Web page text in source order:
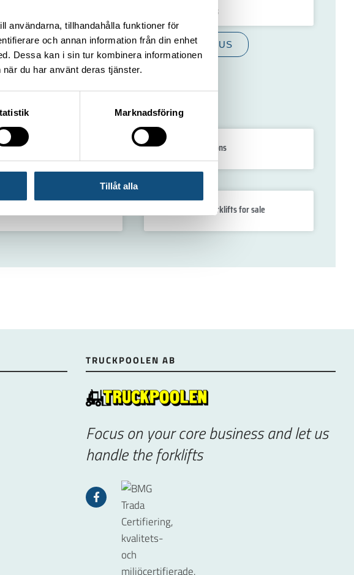
användarna, tillhandahålla funktioner för
och annan information från din enhet
Dessa kan i sin tur kombinera informationen
du har använt deras tjänster.
Marknadsföring
Tillåt alla
9 May, 2025
ALL NEWS CONTACT US
handler 3–3.5 tons Forklift 15 -16 tons
Second-hand forklifts for sale
TRUCKPOOLEN AB
Focus on your core business and let us
handle the forklifts